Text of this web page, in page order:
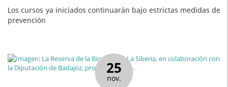
Los cursos ya iniciados continuarán bajo estrictas medidas de
prevención
25
nov.